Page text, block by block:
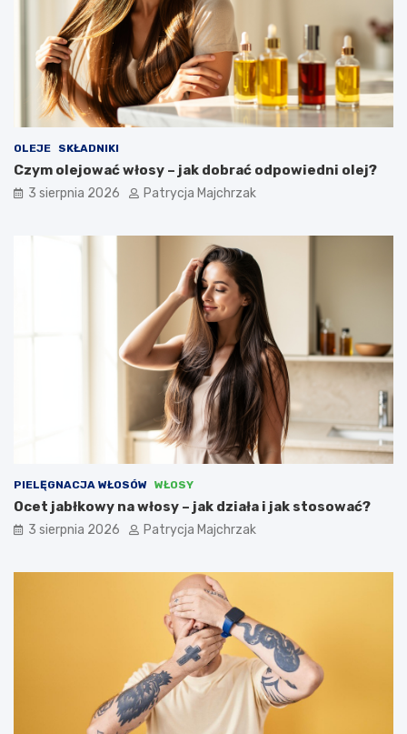
OLEJE SKŁADNIKI
Czym olejować włosy – jak dobrać odpowiedni olej?
3 sierpnia 2026 Patrycja Majchrzak
PIELĘGNACJA WŁOSÓW WŁOSY
Ocet jabłkowy na włosy – jak działa i jak stosować?
3 sierpnia 2026 Patrycja Majchrzak